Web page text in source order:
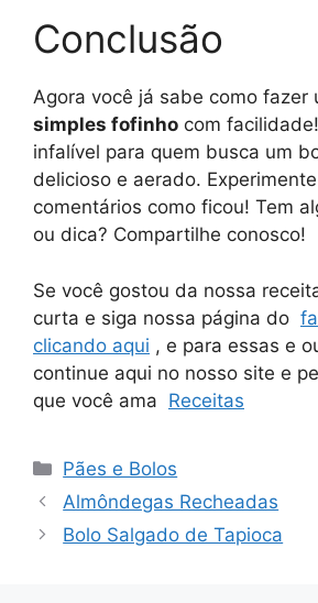
Conclusão
Agora você já sabe como fazer
simples fofinho com
infalível para quem busca um
delicioso e aerado.
comentários como ficou! Tem
ou dica? Compartilhe conosco!
Se você gostou da nossa
curta e siga nossa página do
clicando aqui , e para essas e
continue aqui no nosso site e
que você ama Receitas
Categorias
Pães e Bolos
Almôndegas Recheadas
Bolo Salgado de Tapioca